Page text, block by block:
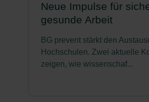
Neue Impulse für
gesunde Arbeit
BG prevent stärkt den
Hochschulen. Zwei aktuelle
zeigen, wie wissenschaf...